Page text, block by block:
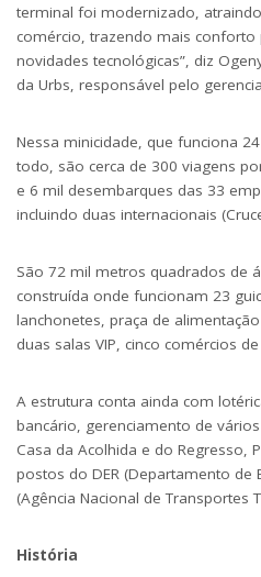
terminal foi modernizado,
comércio, trazendo mais conforto
novidades tecnológicas”, diz
da Urbs, responsável pelo
Nessa minicidade, que funciona
todo, são cerca de 300 viagens
e 6 mil desembarques das 33
incluindo duas internacionais
São 72 mil metros quadrados de
construída onde funcionam 23
lanchonetes, praça de
duas salas VIP, cinco comércios
A estrutura conta ainda com
bancário, gerenciamento de
Casa da Acolhida e do Regresso,
postos do DER (Departamento de
(Agência Nacional de Transportes
História